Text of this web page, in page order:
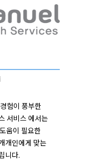
험이 풍부한
서비스 에서는
움이 필요한
개인에게 맞는
니다.